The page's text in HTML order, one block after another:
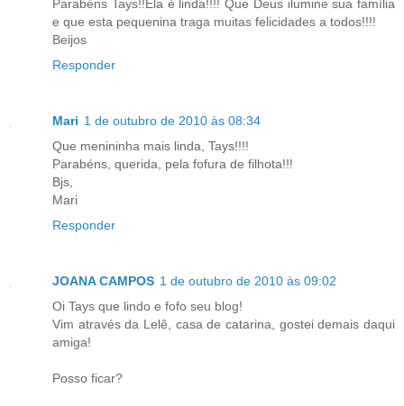
Parabéns Tays!!Ela é linda!!!! Que Deus ilumine sua família
e que esta pequenina traga muitas felicidades a todos!!!!
Beijos
Responder
Mari 1 de outubro de 2010 às 08:34
Que menininha mais linda, Tays!!!!
Parabéns, querida, pela fofura de filhota!!!
Bjs,
Mari
Responder
JOANA CAMPOS 1 de outubro de 2010 às 09:02
Oi Tays que lindo e fofo seu blog!
Vim através da Lelê, casa de catarina, gostei demais daqui
amiga!
Posso ficar?